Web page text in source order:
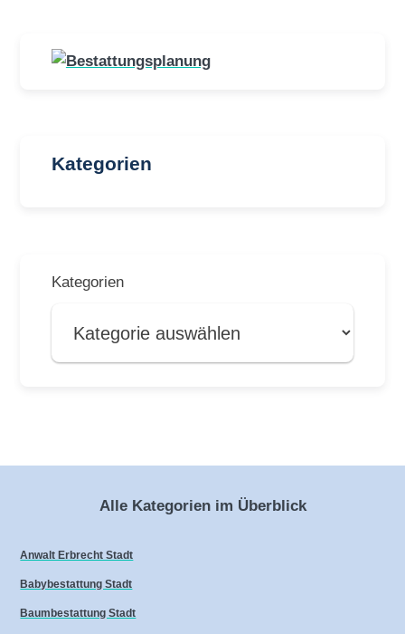
Kategorien
Kategorien
Alle Kategorien im Überblick
Anwalt Erbrecht Stadt
Babybestattung Stadt
Baumbestattung Stadt